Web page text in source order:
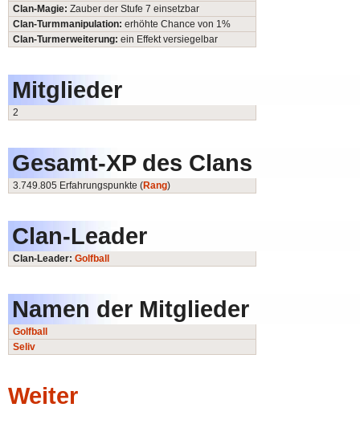
Clan-Magie: Zauber der Stufe 7 einsetzbar
Clan-Turmmanipulation: erhöhte Chance von 1%
Clan-Turmerweiterung: ein Effekt versiegelbar
Mitglieder
2
Gesamt-XP des Clans
3.749.805 Erfahrungspunkte (Rang)
Clan-Leader
Clan-Leader: Golfball
Namen der Mitglieder
Golfball
Seliv
Weiter